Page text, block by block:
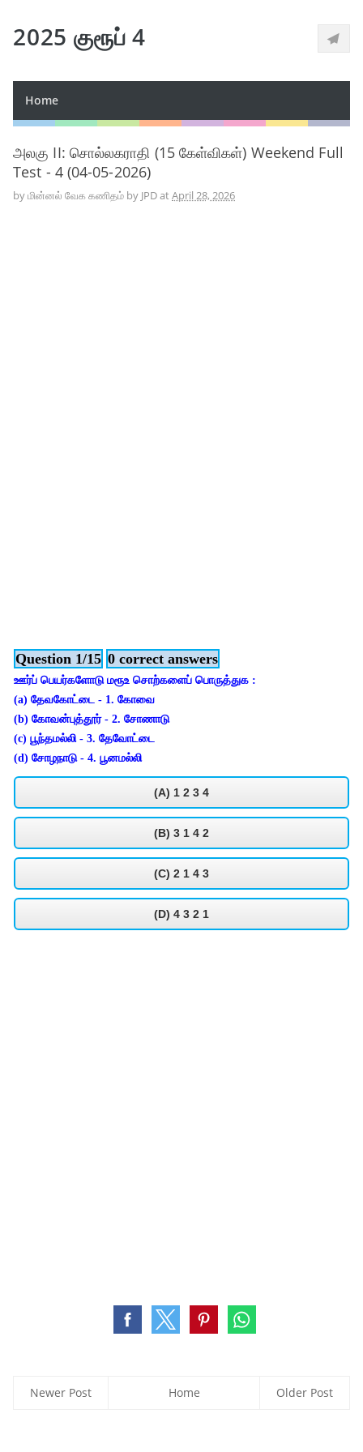
2025 குரூப் 4
Home
அலகு II: சொல்லகராதி (15 கேள்விகள்) Weekend Full
Test - 4 (04-05-2026)
byமின்னல் வேக கணிதம் by JPDatApril 28, 2026
Question 1/15 0 correct answers
ஊர்ப் பெயர்களோடு மரூஉ சொற்களைப் பொருத்துக :
(a) தேவகோட்டை - 1. கோவை
(b) கோவன்புத்தூர் - 2. சோணாடு
(c) பூந்தமல்லி - 3. தேவோட்டை
(d) சோழநாடு - 4. பூனமல்லி
(A) 1 2 3 4
(B) 3 1 4 2
(C) 2 1 4 3
(D) 4 3 2 1
Newer Post Older Post
Home